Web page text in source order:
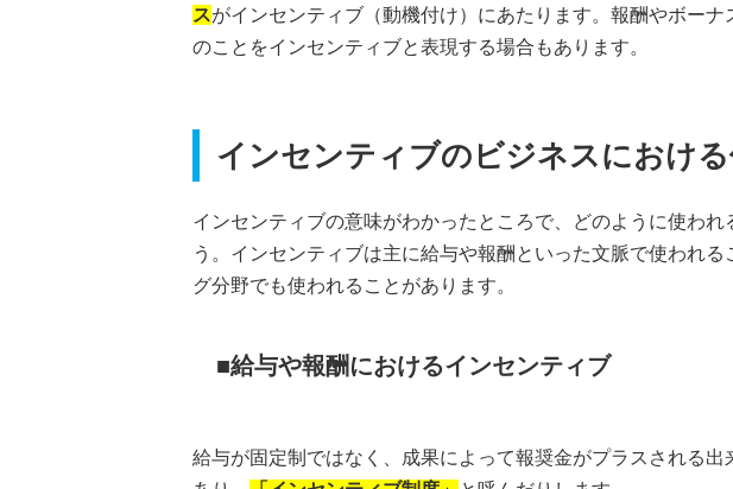
スがインセンティブ（動機付け）にあたります。報酬やボー
のことをインセンティブと表現する場合もあります。
インセンティブのビジネスにおけ
インセンティブの意味がわかったところで、どのように使われ
う。インセンティブは主に給与や報酬といった文脈で使われ
グ分野でも使われることがあります。
給与や報酬におけるインセンティブ
給与が固定制ではなく、成果によって報奨金がプラスされる